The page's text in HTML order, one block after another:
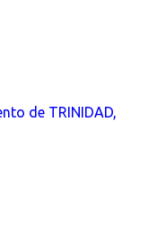
de TRINIDAD,